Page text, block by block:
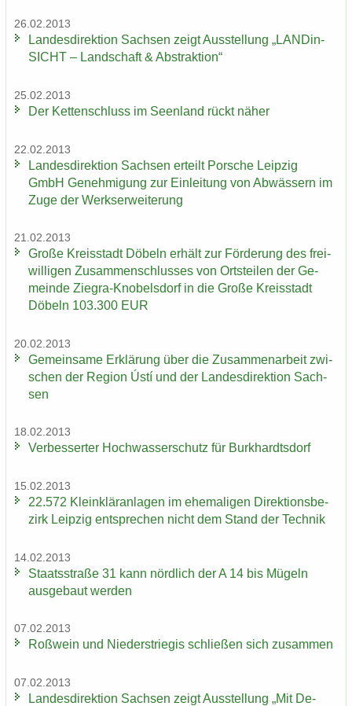
26.02.2013
Lan­des­di­rek­ti­on Sach­sen zeigt Aus­stel­lung „LAN­Din­
SICHT – Land­schaft & Abs­trak­ti­on“
25.02.2013
Der Ket­ten­schluss im Se­en­land rückt näher
22.02.2013
Lan­des­di­rek­ti­on Sach­sen er­teilt Por­sche Leip­zig
GmbH Ge­neh­mi­gung zur Ein­lei­tung von Ab­wäs­sern im
Zuge der Werks­er­wei­te­rung
21.02.2013
Große Kreis­stadt Dö­beln er­hält zur För­de­rung des frei­
wil­li­gen Zu­sam­men­schlus­ses von Orts­tei­len der Ge­
mein­de Ziegra-​Knobelsdorf in die Große Kreis­stadt
Dö­beln 103.300 EUR
20.02.2013
Ge­mein­sa­me Er­klä­rung über die Zu­sam­men­ar­beit zwi­
schen der Re­gi­on Ústí und der Lan­des­di­rek­ti­on Sach­
sen
18.02.2013
Ver­bes­ser­ter Hoch­was­ser­schutz für Burk­hardts­dorf
15.02.2013
22.572 Klein­klär­an­la­gen im ehe­ma­li­gen Di­rek­ti­ons­be­
zirk Leip­zig ent­spre­chen nicht dem Stand der Tech­nik
14.02.2013
Staats­stra­ße 31 kann nörd­lich der A 14 bis Mü­geln
aus­ge­baut wer­den
07.02.2013
Roß­wein und Nie­der­s­trie­gis schlie­ßen sich zu­sam­men
07.02.2013
Lan­des­di­rek­ti­on Sach­sen zeigt Aus­stel­lung „Mit De­